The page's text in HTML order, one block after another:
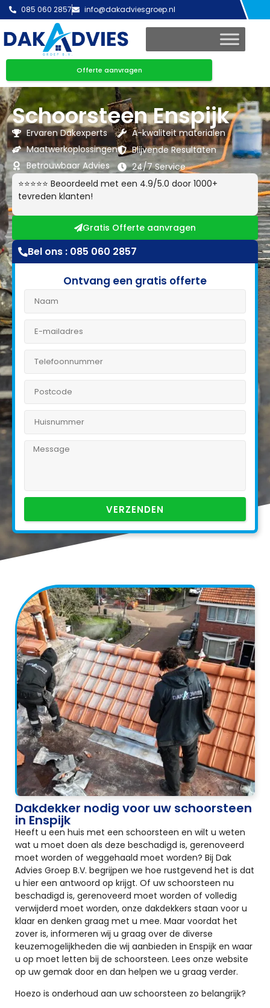
085 060 2857 info@dakadviesgroep.nl
Offerte aanvragen
Schoorsteen Enspijk
Ervaren Dakexperts
Maatwerkoplossingen
Betrouwbaar Advies
A-kwaliteit materialen
Blijvende Resultaten
24/7 Service
⭐⭐⭐⭐⭐ Beoordeeld met een 4.9/5.0 door 1000+
tevreden klanten!
Gratis Offerte aanvragen
Bel ons : 085 060 2857
Ontvang een gratis offerte
VERZENDEN
Dakdekker nodig voor uw schoorsteen
in Enspijk
Heeft u een huis met een schoorsteen en wilt u weten
wat u moet doen als deze beschadigd is, gerenoveerd
moet worden of weggehaald moet worden? Bij Dak
Advies Groep B.V. begrijpen we hoe rustgevend het is dat
u hier een antwoord op krijgt. Of uw schoorsteen nu
beschadigd is, gerenoveerd moet worden of volledig
verwijderd moet worden, onze dakdekkers staan voor u
klaar en denken graag met u mee. Maar voordat het
zover is, informeren wij u graag over de diverse
keuzemogelijkheden die wij aanbieden in Enspijk en waar
u op moet letten bij de schoorsteen. Lees onze website
op uw gemak door en dan helpen we u graag verder.
Hoezo is onderhoud aan uw schoorsteen zo belangrijk?